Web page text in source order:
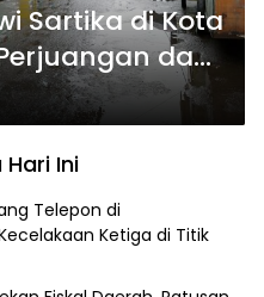
Sartika di Kota
dan
Ini
Telepon di
Ketiga di Titik